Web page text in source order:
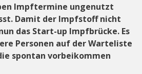
Impftermine ungenutzt
Damit der Impfstoff nicht
das Start-up Impfbrücke. Es
Personen auf der Warteliste
spontan vorbeikommen